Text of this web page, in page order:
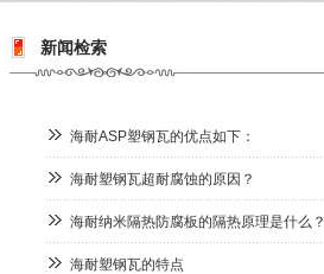
新闻检索
海耐ASP塑钢瓦的优点如下：
海耐塑钢瓦超耐腐蚀的原因？
海耐纳米隔热防腐板的隔热原理是什么？
海耐塑钢瓦的特点